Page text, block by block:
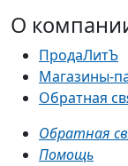
О
ПродаЛитЪ
Магазины-
Обратная
Обратная
Помощь